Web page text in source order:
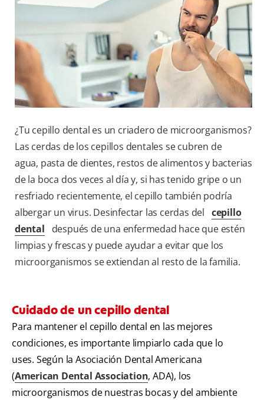
PARA PROFESIONALES
DÓNDE COMPRAR
UY (ES)
¿Tu cepillo dental es un criadero de microorganismos?
Las cerdas de los cepillos dentales se cubren de
agua, pasta de dientes, restos de alimentos y bacterias
de la boca dos veces al día y, si has tenido gripe o un
resfriado recientemente, el cepillo también podría
albergar un virus. Desinfectar las cerdas del cepillo
dental
después de una enfermedad hace que estén
limpias y frescas y puede ayudar a evitar que los
microorganismos se extiendan al resto de la familia.
Cuidado de un cepillo dental
Para mantener el cepillo dental en las mejores
condiciones, es importante limpiarlo cada que lo
uses. Según la Asociación Dental Americana
(American Dental Association, ADA), los
microorganismos de nuestras bocas y del ambiente